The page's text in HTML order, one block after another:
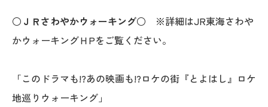
○ＪＲさわやかウォーキング○ ※詳細はJR東海さわや
かウォーキングＨPをご覧ください。
「このドラマも!?あの映画も!?ロケの街『とよはし』ロケ
地巡りウォーキング」